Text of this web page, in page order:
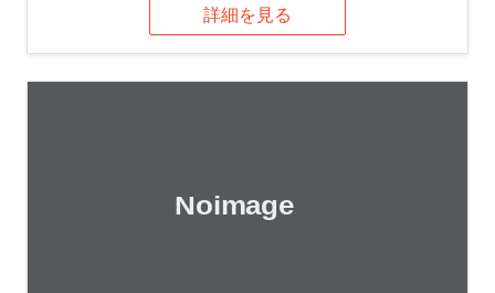
詳細を見る